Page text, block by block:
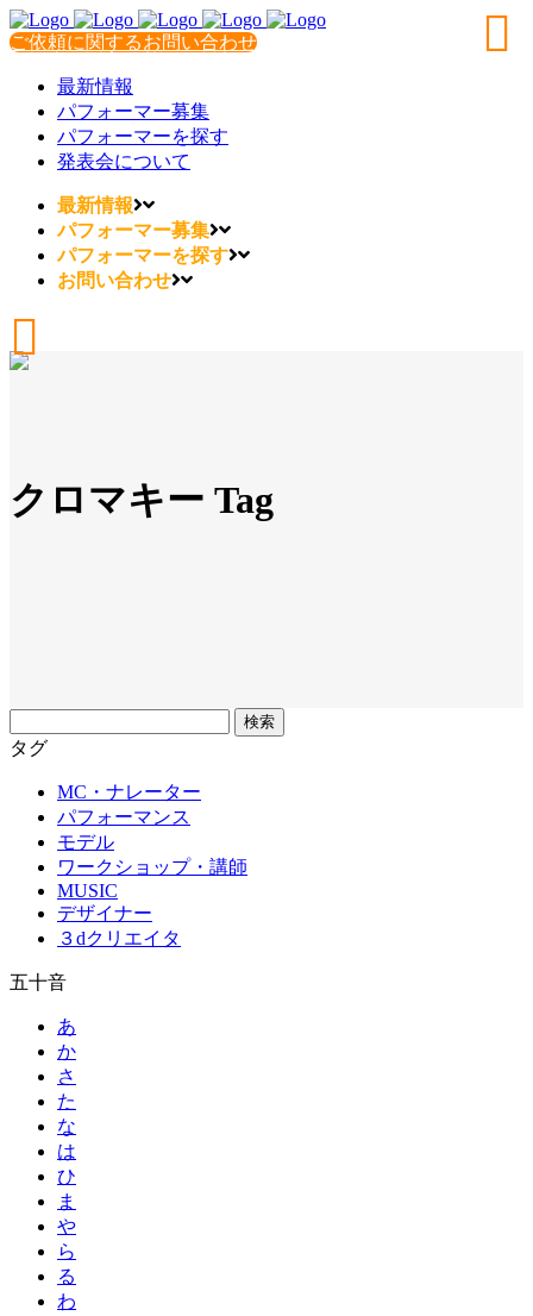
ご依頼に関するお問い合わせ
最新情報
パフォーマー募集
パフォーマーを探す
発表会について
最新情報
パフォーマー募集
パフォーマーを探す
お問い合わせ
クロマキー Tag
リ
タグ
MC・ナレーター
パフォーマンス
モデル
ワークショップ・講師
MUSIC
デザイナー
３dクリエイタ
五十音
あ
か
さ
た
な
は
ひ
ま
や
ら
る
わ